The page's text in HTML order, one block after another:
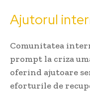
Ajutorul
Comunitatea
prompt la criza
oferind ajutoare
eforturile de